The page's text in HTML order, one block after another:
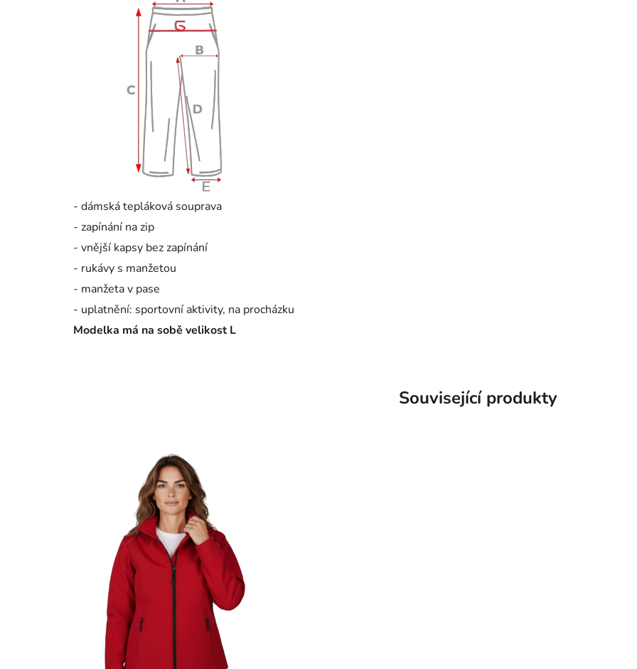
- dámská tepláková souprava
- zapínání na zip
- vnější kapsy bez zapínání
- rukávy s manžetou
- manžeta v pase
- uplatnění: sportovní aktivity, na procházku
Modelka má na sobě velikost L
Související produkty